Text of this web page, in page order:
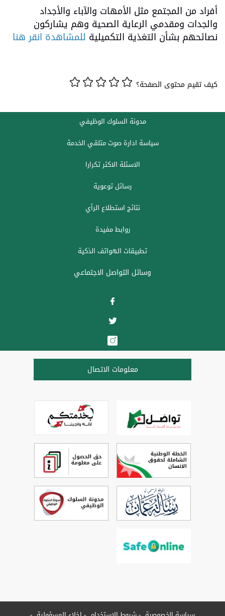
أفراد من المجتمع مثل الأمهات والآباء والأجداد
والجدات ومقدمي الرعاية الصحية وهم يشاركون
نصائحهم بشأن التغذية التكميلية للمشاهدة انقر هنا
كيف تقيم محتوى الصفحة؟
مدونة السلوك الوظيفي
سياسة ادارة صوت متلقي الخدمة
الاسئلة الاكثر تكرارا
رسائل توعوية
نتائج استطلاع الرأي
روابط مفيدة
تطبيقات الهواتف الذكية
وسائل التواصل الاجتماعي
معلومات الاتصال